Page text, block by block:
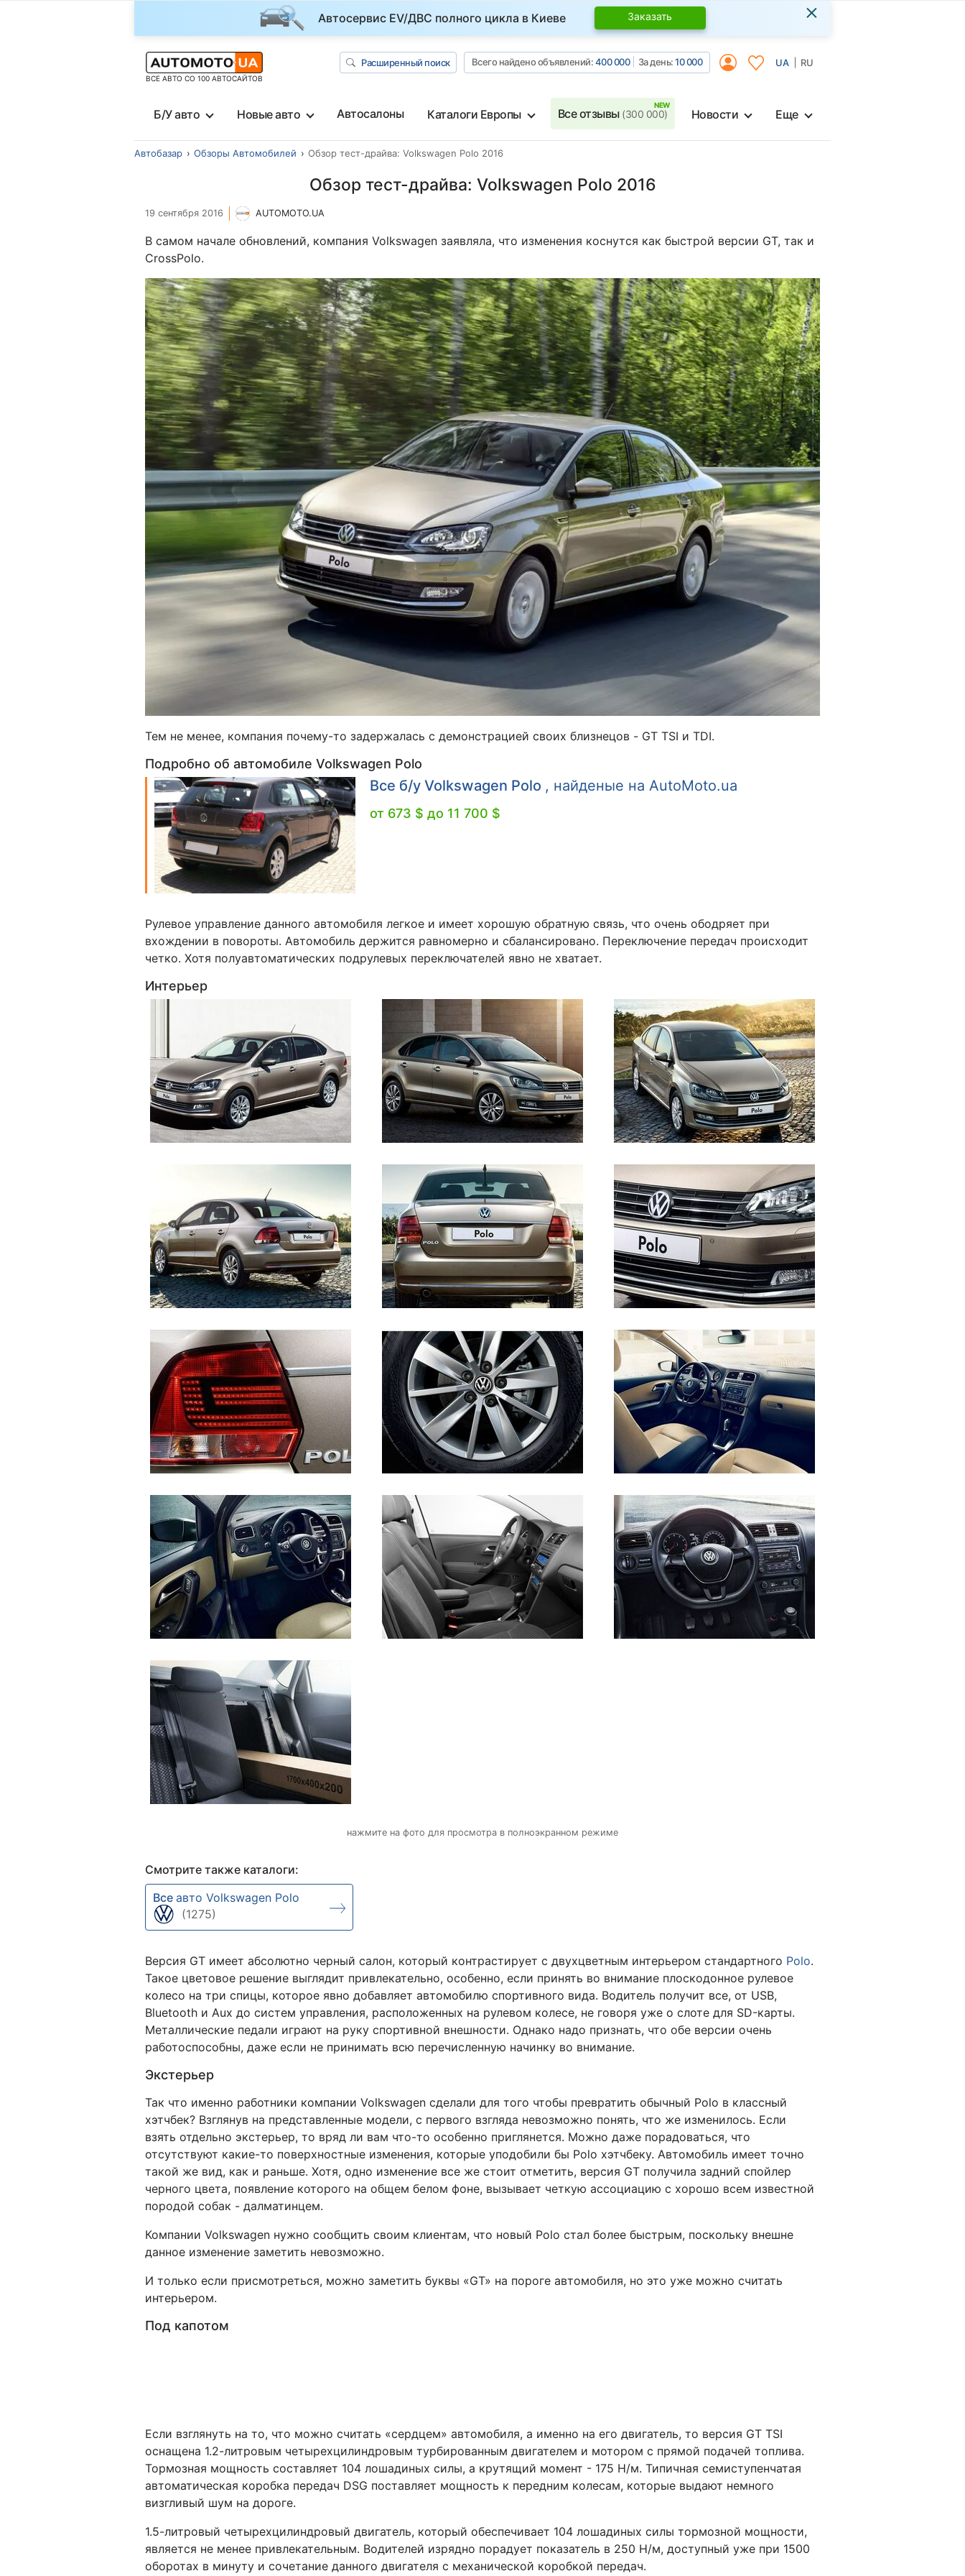
Автосервис EV/ДВС полного цикла в Киеве Заказать ×
ВСЕ АВТО СО 100 АВТОСАЙТОВ
Расширенный поиск Всего найдено объявлений:400 000 За день:10 000 UA RU
Б/У авто Новые авто Автосалоны Каталоги Европы Все отзывы (300 000) Новости Еще
Автобазар Обзоры Автомобилей Обзор тест-драйва: Volkswagen Polo 2016
Обзор тест-драйва: Volkswagen Polo 2016
19 сентября 2016 AUTOMOTO.UA
В самом начале обновлений, компания Volkswagen заявляла, что изменения коснутся как быстрой версии GT, так и
CrossPolo.
Тем не менее, компания почему-то задержалась с демонстрацией своих близнецов - GT TSI и TDI.
Подробно об автомобиле Volkswagen Polo
Все б/у Volkswagen Polo , найденые на AutoMoto.ua
от 673 $ до 11 700 $
Рулевое управление данного автомобиля легкое и имеет хорошую обратную связь, что очень ободряет при
вхождении в повороты. Автомобиль держится равномерно и сбалансировано. Переключение передач происходит
четко. Хотя полуавтоматических подрулевых переключателей явно не хватает.
Интерьер
нажмите на фото для просмотра в полноэкранном режиме
Смотрите также каталоги:
Все авто Volkswagen Polo
(1275)
Версия GT имеет абсолютно черный салон, который контрастирует с двухцветным интерьером стандартного Polo.
Такое цветовое решение выглядит привлекательно, особенно, если принять во внимание плоскодонное рулевое
колесо на три спицы, которое явно добавляет автомобилю спортивного вида. Водитель получит все, от USB,
Bluetooth и Aux до систем управления, расположенных на рулевом колесе, не говоря уже о слоте для SD-карты.
Металлические педали играют на руку спортивной внешности. Однако надо признать, что обе версии очень
работоспособны, даже если не принимать всю перечисленную начинку во внимание.
Экстерьер
Так что именно работники компании Volkswagen сделали для того чтобы превратить обычный Polo в классный
хэтчбек? Взглянув на представленные модели, с первого взгляда невозможно понять, что же изменилось. Если
взять отдельно экстерьер, то вряд ли вам что-то особенно приглянется. Можно даже порадоваться, что
отсутствуют какие-то поверхностные изменения, которые уподобили бы Polo хэтчбеку. Автомобиль имеет точно
такой же вид, как и раньше. Хотя, одно изменение все же стоит отметить, версия GT получила задний спойлер
черного цвета, появление которого на общем белом фоне, вызывает четкую ассоциацию с хорошо всем известной
породой собак - далматинцем.
Компании Volkswagen нужно сообщить своим клиентам, что новый Polo стал более быстрым, поскольку внешне
данное изменение заметить невозможно.
И только если присмотреться, можно заметить буквы «GT» на пороге автомобиля, но это уже можно считать
интерьером.
Под капотом
Если взглянуть на то, что можно считать «сердцем» автомобиля, а именно на его двигатель, то версия GT TSI
оснащена 1.2-литровым четырехцилиндровым турбированным двигателем и мотором с прямой подачей топлива.
Тормозная мощность составляет 104 лошадиных силы, а крутящий момент - 175 Н/м. Типичная семиступенчатая
автоматическая коробка передач DSG поставляет мощность к передним колесам, которые выдают немного
визгливый шум на дороге.
1.5-литровый четырехцилиндровый двигатель, который обеспечивает 104 лошадиных силы тормозной мощности,
является не менее привлекательным. Водителей изрядно порадует показатель в 250 Н/м, доступный уже при 1500
оборотах в минуту и ​​сочетание данного двигателя с механической коробкой передач.